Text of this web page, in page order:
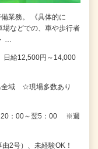
業務。 《具体的に
などでの、車や歩行者
…
給12,500円～14,000
全域 ☆現場多数あり
20：00～翌5：00 ※週
2号）、未経験OK！